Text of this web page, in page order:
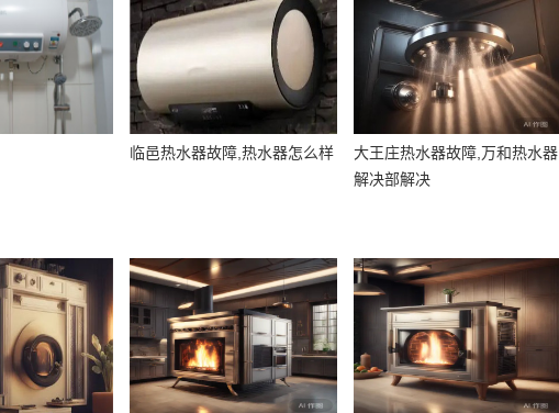
临邑热水器故障,热水器怎么样
大王庄热水器故障,万和热水器
解决部解决